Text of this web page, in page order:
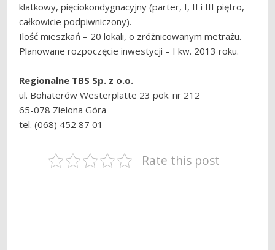
klatkowy, pięciokondygnacyjny (parter, I, II i III piętro,
całkowicie podpiwniczony).
Ilość mieszkań – 20 lokali, o zróżnicowanym metrażu.
Planowane rozpoczęcie inwestycji – I kw. 2013 roku.
Regionalne TBS Sp. z o.o.
ul. Bohaterów Westerplatte 23 pok. nr 212
65-078 Zielona Góra
tel. (068) 452 87 01
Rate this post